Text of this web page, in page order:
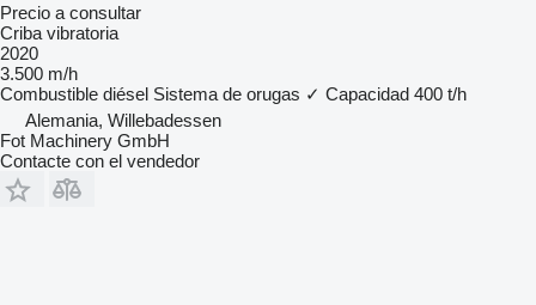
Precio a consultar
Criba vibratoria
2020
3.500 m/h
Combustible diésel Sistema de orugas ✓ Capacidad 400 t/h
Alemania, Willebadessen
Fot Machinery GmbH
Contacte con el vendedor